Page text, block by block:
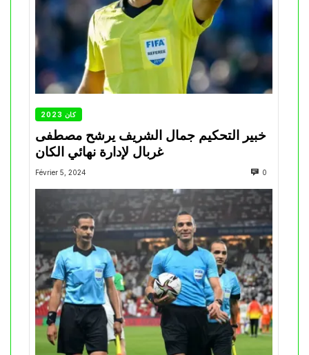
كان 2023
خبير التحكيم جمال الشريف يرشح مصطفى
غربال لإدارة نهائي الكان
Février 5, 2024 0